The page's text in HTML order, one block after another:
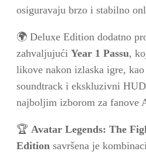
osiguravaju brzo i stabilno
🌍 Deluxe Edition dodatno
zahvaljujući Year 1 Passu,
likove nakon izlaska igre,
soundtrack i ekskluzivni
najboljim izborom za fanove
🏆 Avatar Legends: The
Edition savršena je